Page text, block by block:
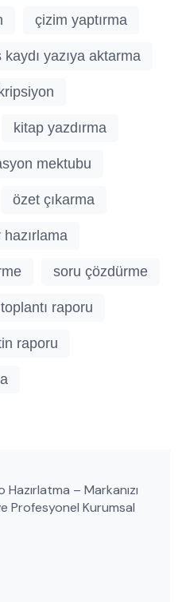
çizim yaptırma
kaydı yazıya aktarma
kitap yazdırma
mektubu
özet çıkarma
hazırlama
soru çözdürme
toplantı raporu
raporu
– Markanızı
Profesyonel Kurumsal